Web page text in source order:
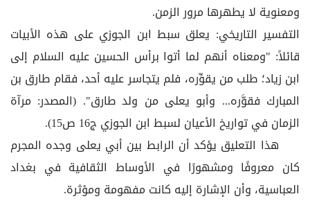
ومعنوية لا يطهرها مرور الزمن.
التفسير التاريخي: يعلق سبط ابن الجوزي على هذه الأبيات
قائلاً: "ومعناه أنهم لما أتوا برأس الحسين عليه السلام إلى
ابن زياد؛ طلب من يقوِّره، فلم يتجاسر عليه أحد، فقام طارق بن
المبارك فقوَّره... وأبو يعلى من ولد طارق". (المصدر: مرآة
الزمان في تواريخ الأعيان لسبط ابن الجوزي ج16 ص15).
هذا التعليق يؤكد أن الرابط بين أبي يعلى وجده المجرم
كان معروفًا ومشهورًا في الأوساط الثقافية في بغداد
العباسية، وأن الإشارة إليه كانت مفهومة ومؤثرة.